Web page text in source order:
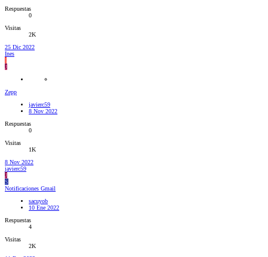
Respuestas
0
Visitas
2K
25 Dic 2022
Ines
I
J
Zepp
javierc59
8 Nov 2022
Respuestas
0
Visitas
1K
8 Nov 2022
javierc59
J
S
Notificaciones Gmail
sacuyob
10 Ene 2022
Respuestas
4
Visitas
2K